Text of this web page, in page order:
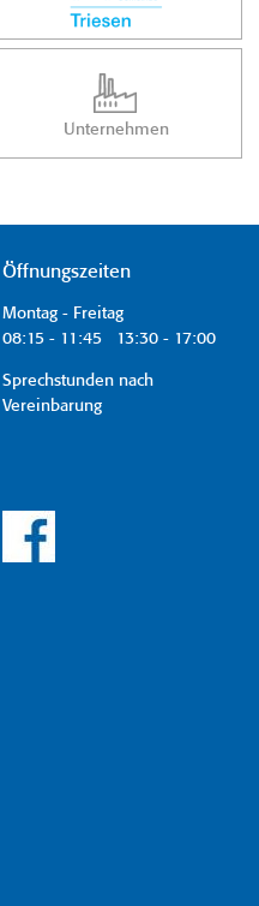
Unternehmen
Öffnungszeiten
Montag - Freitag
08:15 - 11:45 13:30 - 17:00
Sprechstunden nach
Vereinbarung